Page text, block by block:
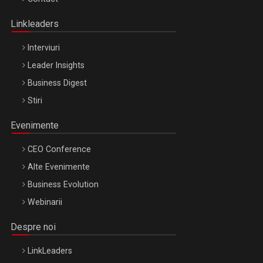
Linkleaders
Interviuri
Leader Insights
Business Digest
Stiri
Evenimente
CEO Conference
Alte Evenimente
Business Evolution
Webinarii
Despre noi
LinkLeaders